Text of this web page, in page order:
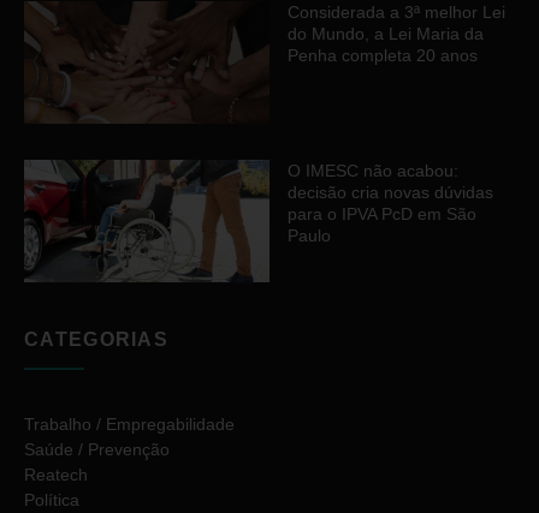
Considerada a 3ª melhor Lei
do Mundo, a Lei Maria da
Penha completa 20 anos
O IMESC não acabou:
decisão cria novas dúvidas
para o IPVA PcD em São
Paulo
CATEGORIAS
Trabalho / Empregabilidade
Saúde / Prevenção
Reatech
Política